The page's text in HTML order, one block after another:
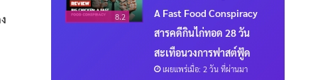
8.2
A Fast Food Conspiracy
สารคดีกินไก่ทอด 28 วัน
สะเทือนวงการฟาสต์ฟู้ด
เผยแพร่เมื่อ: 2 วัน ที่ผ่านมา